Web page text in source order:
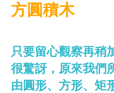
方圓積木
只要留心觀察再稍
很驚訝，原來我們
由圓形、方形、矩